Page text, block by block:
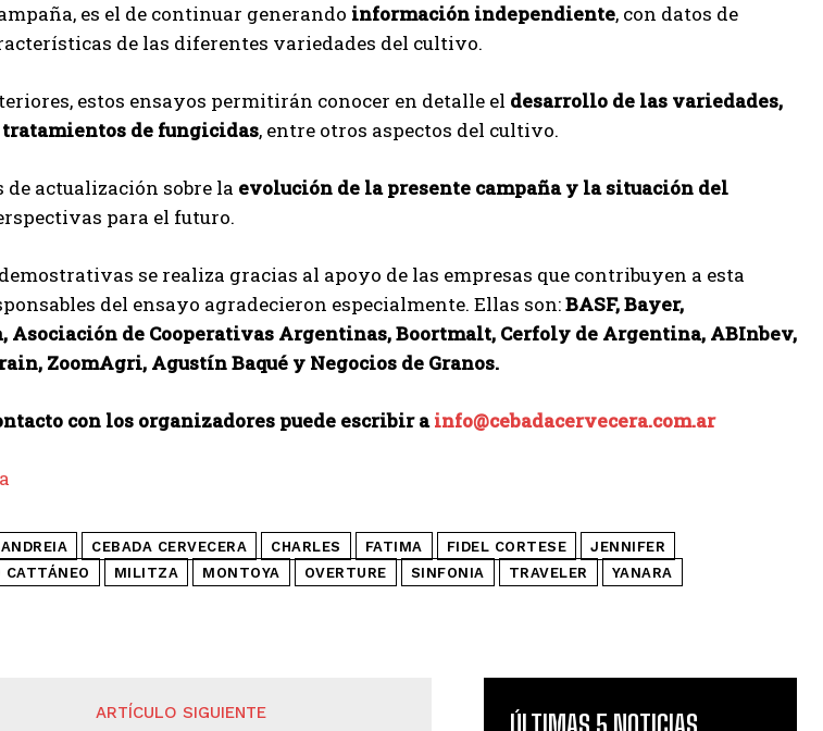
es el de continuar generando información independiente, con datos de
de las diferentes variedades del cultivo.
estos ensayos permitirán conocer en detalle el desarrollo de las variedades,
de fungicidas, entre otros aspectos del cultivo.
actualización sobre la evolución de la presente campaña y la situación del
para el futuro.
se realiza gracias al apoyo de las empresas que contribuyen a esta
del ensayo agradecieron especialmente. Ellas son:BASF, Bayer,
Asociación de Cooperativas Argentinas, Boortmalt, Cerfoly de Argentina, ABInbev,
ZoomAgri, Agustín Baqué y Negocios de Granos.
con los organizadores puede escribir ainfo@cebadacervecera.com.ar
ANDREIA CEBADA CERVECERA CHARLES FATIMA FIDEL CORTESE
JENNIFER
CATTÁNEO MILITZA MONTOYA OVERTURE SINFONIA TRAVELER YANARA
ARTÍCULO SIGUIENTE